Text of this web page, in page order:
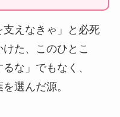
えなきゃ」と必死
た、このひとこ
な」でもなく、
選んだ源。